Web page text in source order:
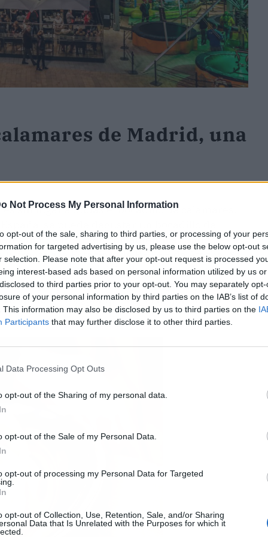
Not Process My Personal Information
opt-out of the sale, sharing to third parties, or processing of your
for targeted advertising by us, please use the below opt-out
selection. Please note that after your opt-out request is processed
interest-based ads based on personal information utilized by us
to third parties prior to your opt-out. You may separately
of your personal information by third parties on the IAB’s list of
This information may also be disclosed by us to third parties on the
Participants that may further disclose it to other third parties.
Data Processing Opt Outs
opt-out of the Sharing of my personal data.
opt-out of the Sale of my Personal Data.
opt-out of processing my Personal Data for Targeted
opt-out of Collection, Use, Retention, Sale, and/or Sharing
Data that Is Unrelated with the Purposes for which it
de Madrid, una
sin lugar a dudas el bocadillo de calamares.
se puede degustar un bocadillo de
donde lo sirven con auténtica calidad es el
frente a la Estación de RENFE de Atocha. Y
el centro comercial de Nassica, en Getafe,
que permite un autentico placer de
Pero, ¿por qué es “el mejor bocadillo